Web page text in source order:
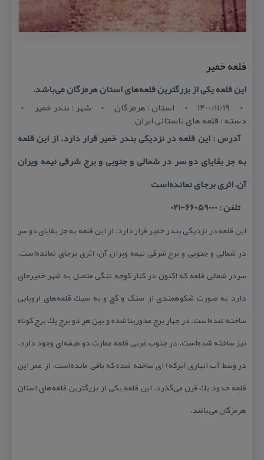
قلعه خمیر
این قلعه یكی از بزرگترین قلعه‌های استان هرمزگان می‌باشد.
1400/11/19
استان : هرمزگان شهر : بندر خمیر
دسته : قلعه های باستانی ایران
آدرس : این قلعه در نزدیكی بندر خمیر قرار دارد. از این قلعه
به جز بقایای دو سر در شمالی و جنوبی و برج شرقی نیمه ویران
آن، اثری برجای نمانده‌است
تلفن : 66059000-021
این قلعه در نزدیكی بندر خمیر قرار دارد. از این قلعه به جز بقایای دو سر
در شمالی و جنوبی و برج شرقی نیمه ویران آن، اثری برجای نمانده‌است.
سردر شمالی قلعه كه اكنون در كنار كوچه تنگی متصل به شهر خمیرجای
دارد به صورت شكوهمندی از سنگ و گچ و به سبك قلعه‌های اروپایی
ساخته شده‌است. در چهار برج مدوربنا شده و بین هر دو برج یك برج كوتاه
نیز ساخته شده‌است. در جنوب غربی قلعه عمارت دو طبقه‌ای وجود دارد.
در وسط آب انباری (بركه) ای ساخته شده كه باقی مانده‌است. از عمر این
قلعه حدود یك قرن می‌گذرد. این قلعه یكی از بزرگترین قلعه‌های استان
هرمزگان می‌باشد.